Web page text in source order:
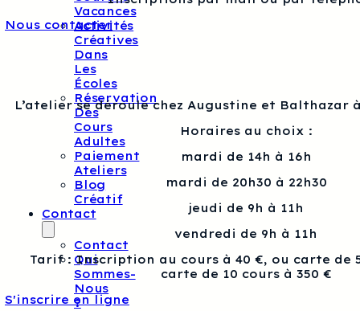
Vacances
Activités
Créatives
Dans
Les
Écoles
Réservation
Des
Cours
Adultes
Paiement
Ateliers
Blog
Créatif
Contact
Contact
Qui
Sommes-
Nous
?
Nous contacter
L’atelier se déroule chez Augustine et Balthazar
Horaires au choix :
mardi de 14h à 16h
mardi de 20h30 à 22h30
jeudi de 9h à 11h
vendredi de 9h à 11h
Tarif : Inscription au cours à 40 €, ou carte de
carte de 10 cours à 350 €
S'inscrire en ligne